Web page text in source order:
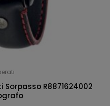
R8871624002